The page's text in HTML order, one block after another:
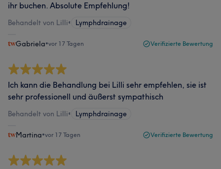
ihr buchen. Absolute Empfehlung!
Behandelt von Lilli• Lymphdrainage
Gabriela•vor 17 Tagen Verifizierte Bewertung
Ich kann die Behandlung bei Lilli sehr empfehlen, sie ist
sehr professionell und äußerst sympathisch
Behandelt von Lilli• Lymphdrainage
Martina•vor 17 Tagen Verifizierte Bewertung